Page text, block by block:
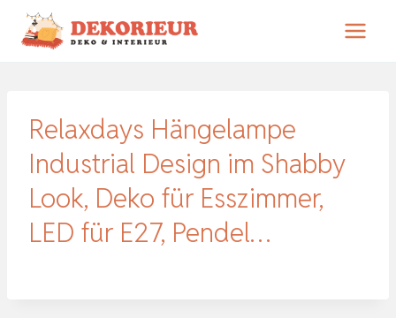
Zum
Inhalt
Relaxdays Hängelampe
Industrial Design im Shabby
Look, Deko für Esszimmer,
LED für E27, Pendel…